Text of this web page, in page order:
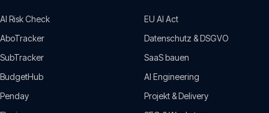
AI Risk Check
AboTracker
SubTracker
BudgetHub
Penday
EU AI Act
Datenschutz & DSGVO
SaaS bauen
AI Engineering
Projekt & Delivery